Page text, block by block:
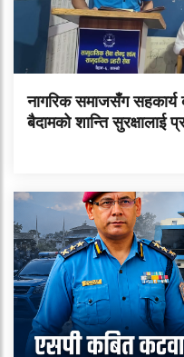
नागरिक समाजसँग सहकार्य
बैदामको शान्ति सुरक्षालाई